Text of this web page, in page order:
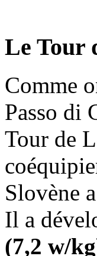
Le Tour
Comme
Passo di
Tour de
Slovène
Il a
(7,2 w/